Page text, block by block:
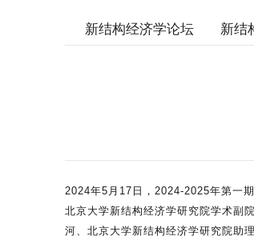
新结构经济学论坛 新结
2024年5月17日，2024-2025年第一
北京大学新结构经济学研究院学术副
河、北京大学新结构经济学研究院助